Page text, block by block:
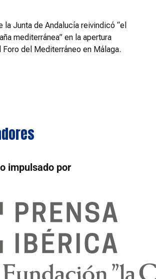
la Junta de Andalucía reivindicó “el
mediterránea” en la apertura
del Mediterráneo en Málaga.
impulsado por